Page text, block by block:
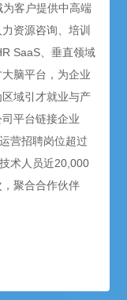
客户提供中高端
资源咨询、培训
SaaS、垂直领域
脑平台，为企业
域引才就业与产
平台链接企业
营招聘岗位超过
术人员近20,000
聚合合作伙伴